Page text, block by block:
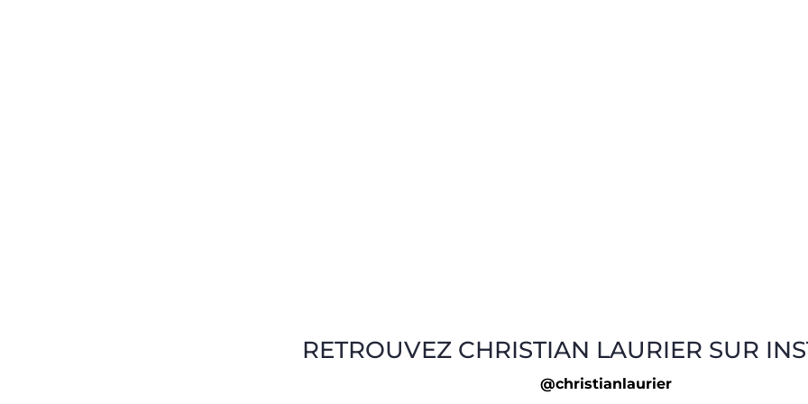
RETROUVEZ CHRISTIAN LAURIER SUR
@christianlaurier